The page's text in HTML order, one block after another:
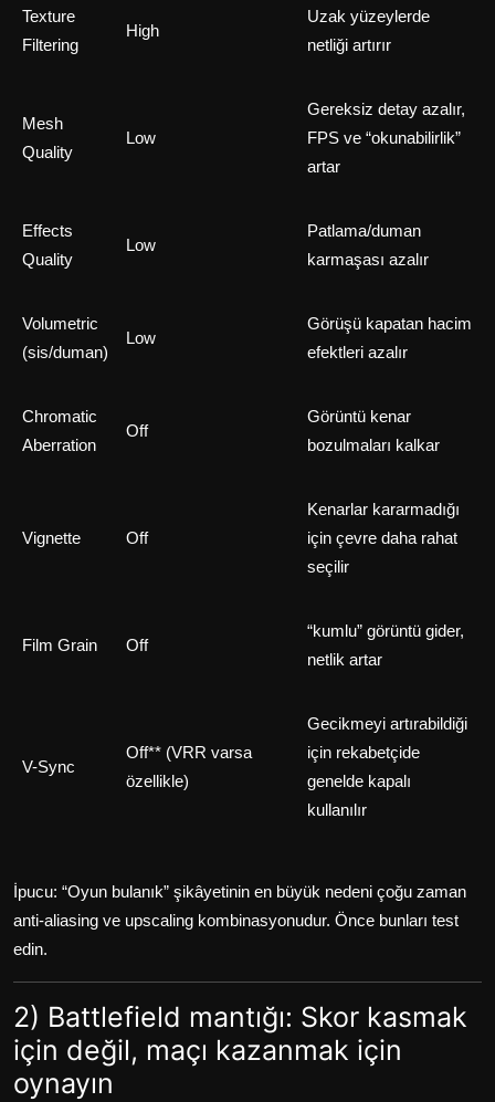
Texture
Filtering
High
Uzak yüzeylerde
netliği artırır
Mesh
Quality
Low
Gereksiz detay azalır,
FPS ve “okunabilirlik”
artar
Effects
Quality
Low
Patlama/duman
karmaşası azalır
Volumetric
(sis/duman)
Low
Görüşü kapatan hacim
efektleri azalır
Chromatic
Aberration
Off
Görüntü kenar
bozulmaları kalkar
Vignette Off
Kenarlar kararmadığı
için çevre daha rahat
seçilir
Film Grain Off
“kumlu” görüntü gider,
netlik artar
V-Sync
Off** (VRR varsa
özellikle)
Gecikmeyi artırabildiği
için rekabetçide
genelde kapalı
kullanılır
İpucu: “Oyun bulanık” şikâyetinin en büyük nedeni çoğu zaman
anti-aliasing ve upscaling kombinasyonudur. Önce bunları test
edin.
2) Battlefield mantığı: Skor kasmak
için değil, maçı kazanmak için
oynayın